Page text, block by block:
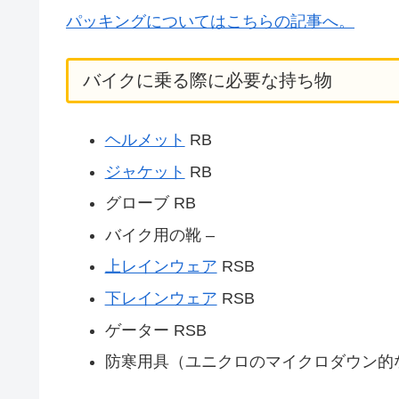
パッキングについてはこちらの記事へ。
バイクに乗る際に必要な持ち物
ヘルメット RB
ジャケット RB
グローブ RB
バイク用の靴 –
上レインウェア RSB
下レインウェア RSB
ゲーター RSB
防寒用具（ユニクロのマイクロダウン的